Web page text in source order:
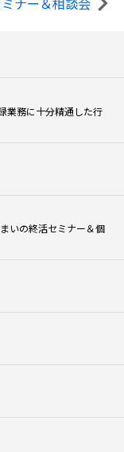
ナー＆相談会
業務に十分精通した行
いの終活セミナー＆個